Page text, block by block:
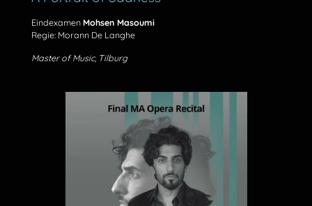
Eindexamen Mohsen Masoumi
Regie: Morann De Langhe
Master of Music, Tilburg